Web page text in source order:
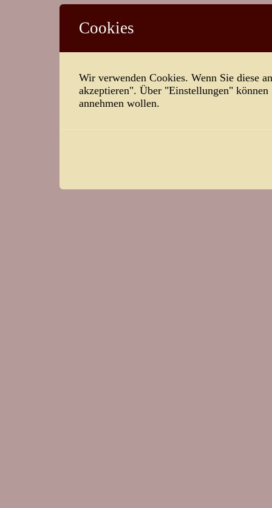
Cookies
Wir verwenden Cookies. Wenn Sie diese
akzeptieren". Über "Einstellungen"
annehmen wollen.